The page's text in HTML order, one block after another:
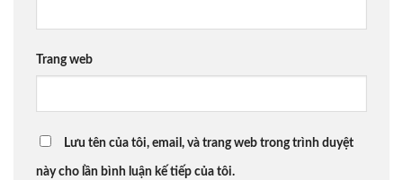
Trang web
Lưu tên của tôi, email, và trang web trong trình duyệt
này cho lần bình luận kế tiếp của tôi.